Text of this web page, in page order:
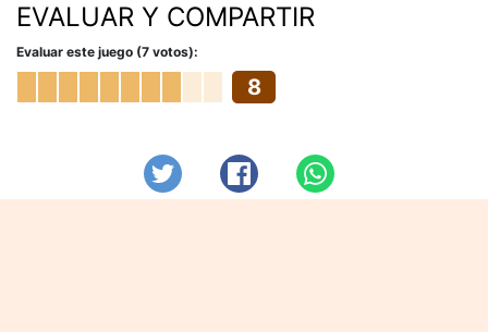
EVALUAR Y COMPARTIR
Evaluar este juego (7 votos):
8